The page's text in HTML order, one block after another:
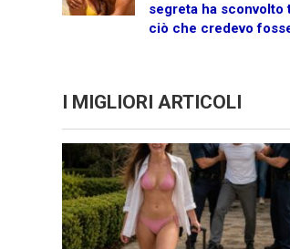
segreta ha sconvolto
ciò che credevo
I MIGLIORI ARTICOLI